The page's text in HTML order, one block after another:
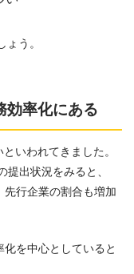
う。
効率化にある
いわれてきました。
提出状況をみると、
先行企業の割合も増加
を中心としていると